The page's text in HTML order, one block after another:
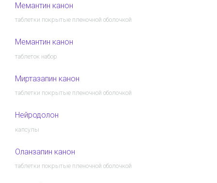
Мемантин канон
таблетки покрытые пленочной оболочкой
Мемантин канон
таблеток набор
Миртазапин канон
таблетки покрытые пленочной оболочкой
Нейродолон
капсулы
Оланзапин канон
таблетки покрытые пленочной оболочкой